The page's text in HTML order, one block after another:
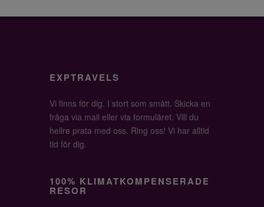
EXPTRAVELS
Vi finns för dig. I stort som smått. Skicka en
fråga via mail eller via formuläret. Vill du
hellre prata med oss. Ring oss! Vi har alltid
tid för dig.
100% KLIMATKOMPENSERADE
RESOR